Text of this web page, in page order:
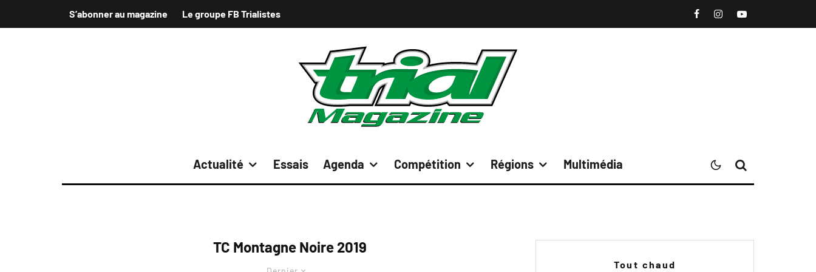
S’abonner au magazine Le groupe FB Trialistes
Actualité Essais Agenda Compétition Régions Multimédia
TC Montagne Noire 2019
Tout chaud